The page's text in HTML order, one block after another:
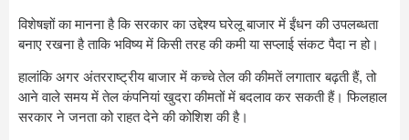
विशेषज्ञों का मानना है कि सरकार का उद्देश्य घरेलू बाजार में ईंधन की उपलब्धता
बनाए रखना है ताकि भविष्य में किसी तरह की कमी या सप्लाई संकट पैदा न हो।
हालांकि अगर अंतरराष्ट्रीय बाजार में कच्चे तेल की कीमतें लगातार बढ़ती हैं, तो
आने वाले समय में तेल कंपनियां खुदरा कीमतों में बदलाव कर सकती हैं। फिलहाल
सरकार ने जनता को राहत देने की कोशिश की है।